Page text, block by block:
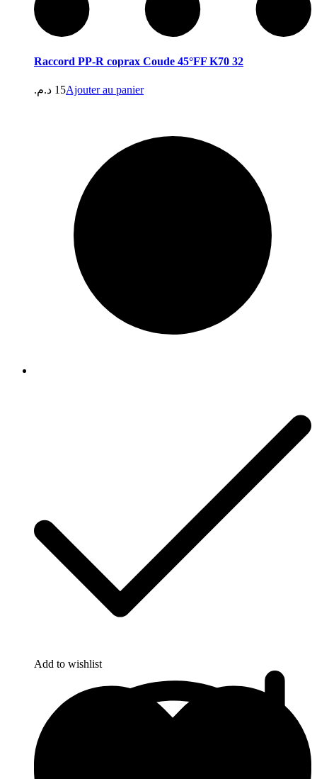
Raccord PP-R coprax Coude 45°FF K70 32
15 د.م. Ajouter au panier
Add to wishlist